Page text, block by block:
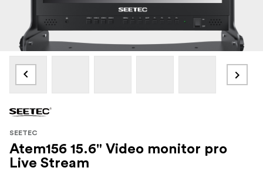
SEETEC
Atem156 15.6" Video monitor pro
Live Stream